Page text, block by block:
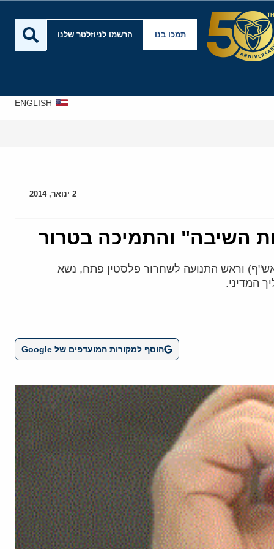
תמכו בנו הרשמו לניוזלטר שלנו
ENGLISH
2 ינואר, 2014
השיבה" והתמיכה בטרור
וראש התנועה לשחרור פלסטין פתח, נשא
הוסף למקורות המועדפים של Google